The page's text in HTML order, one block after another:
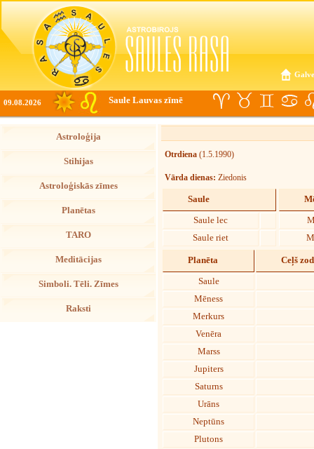
09.08.2026 Saule Lauvas zīmē
Astroloģija
Stihijas
Astroloģiskās zīmes
Planētas
TARO
Meditācijas
Simboli. Tēli. Zīmes
Raksti
Otrdiena (1.5.1990)
Vārda dienas: Ziedonis
Saule
Saule lec
Saule riet
Planēta Ceļš
Saule
Mēness
Merkurs
Venēra
Marss
Jupiters
Saturns
Urāns
Neptūns
Plutons